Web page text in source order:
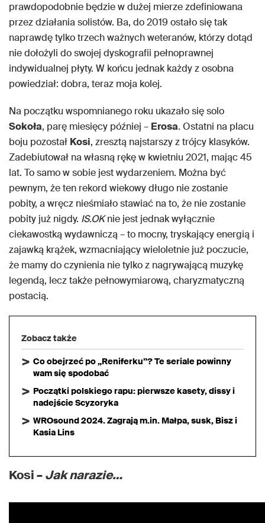
prawdopodobnie będzie w dużej mierze zdefiniowana
przez działania solistów. Ba, do 2019 ostało się tak
naprawdę tylko trzech ważnych weteranów, którzy dotąd
nie dołożyli do swojej dyskografii pełnoprawnej
indywidualnej płyty. W końcu jednak każdy z osobna
powiedział: dobra, teraz moja kolej.
Na początku wspomnianego roku ukazało się solo
Sokoła, parę miesięcy później – Erosa. Ostatni na placu
boju pozostał Kosi, zresztą najstarszy z trójcy klasyków.
Zadebiutował na własną rękę w kwietniu 2021, mając 45
lat. To samo w sobie jest wydarzeniem. Można być
pewnym, że ten rekord wiekowy długo nie zostanie
pobity, a wręcz nieśmiało stawiać na to, że nie zostanie
pobity już nigdy. IS.OKnie jest jednak wyłącznie
ciekawostką wydawniczą – to mocny, tryskający energią i
zajawką krążek, wzmacniający wieloletnie już poczucie,
że mamy do czynienia nie tylko z nagrywającą muzykę
legendą, lecz także pełnowymiarową, charyzmatyczną
postacią.
Zobacz także
Co obejrzeć po „Reniferku”? Te seriale powinny
wam się spodobać
Początki polskiego rapu: pierwsze kasety, dissy i
nadejście Scyzoryka
WROsound 2024. Zagrają m.in. Małpa, susk, Bisz i
Kasia Lins
Kosi –Jak narazie…